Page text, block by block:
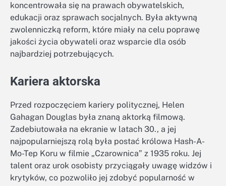
koncentrowała się na prawach obywatelskich,
edukacji oraz sprawach socjalnych. Była aktywną
zwolenniczką reform, które miały na celu poprawę
jakości życia obywateli oraz wsparcie dla osób
najbardziej potrzebujących.
Kariera aktorska
Przed rozpoczęciem kariery politycznej, Helen
Gahagan Douglas była znaną aktorką filmową.
Zadebiutowała na ekranie w latach 30., a jej
najpopularniejszą rolą była postać królowa Hash-A-
Mo-Tep Koru w filmie „Czarownica” z 1935 roku. Jej
talent oraz urok osobisty przyciągały uwagę widzów i
krytyków, co pozwoliło jej zdobyć popularność w